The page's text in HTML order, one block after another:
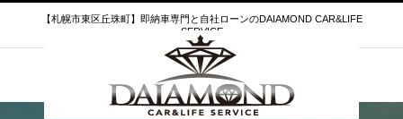
【札幌市東区丘珠町】即納車専門と自社ローンのDAIAMOND CAR&LIFE
SERVICE